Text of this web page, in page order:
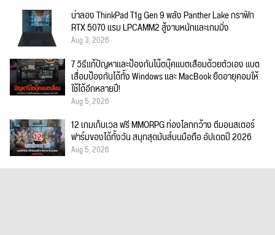
น่าลอง ThinkPad T1g Gen 9 พลัง Panther Lake กราฟิก
RTX 5070 แรม LPCAMM2 สู้งานหนักและเกมมิ่ง
Aug 3, 2026
7 วิธีแก้ปัญหาและป้องกันโน๊ตบุ๊คแบตเสื่อมด้วยตัวเอง แบต
เสื่อมป้องกันได้ทั้ง Windows และ MacBook ยืดอายุคอมให้
ใช้ได้อีกหลายปี!
Aug 5, 2026
12 เกมเก็บเวล ฟรี MMORPG ท่องโลกกว้าง ตีมอนสเตอร์
ฟาร์มของได้ทั้งวัน สนุกสุดมันส์บนมือถือ อัปเดตปี 2026
Aug 5, 2026